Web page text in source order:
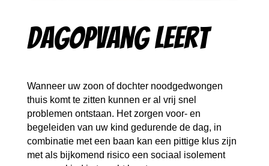
Dagopvang Leert
Wanneer uw zoon of dochter noodgedwongen
thuis komt te zitten kunnen er al vrij snel
problemen ontstaan. Het zorgen voor- en
begeleiden van uw kind gedurende de dag, in
combinatie met een baan kan een pittige klus zijn
met als bijkomend risico een sociaal isolement